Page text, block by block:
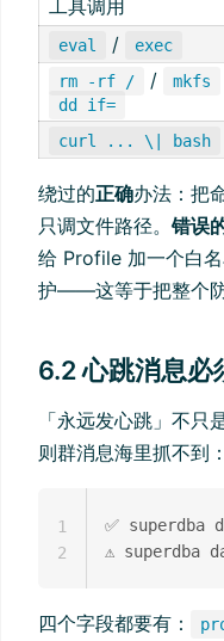
工具调用
eval / exec
rm -rf / / mkfs
dd if=
curl ... \| bash
绕过的正确办法：把
只调文件路径。 错误
给 Profile 加一个白
护——这等于把整个防
6.2 心跳消息必
「永远发心跳」不只
则群消息海里抓不到：
✅
1
2
四个字段都要有：